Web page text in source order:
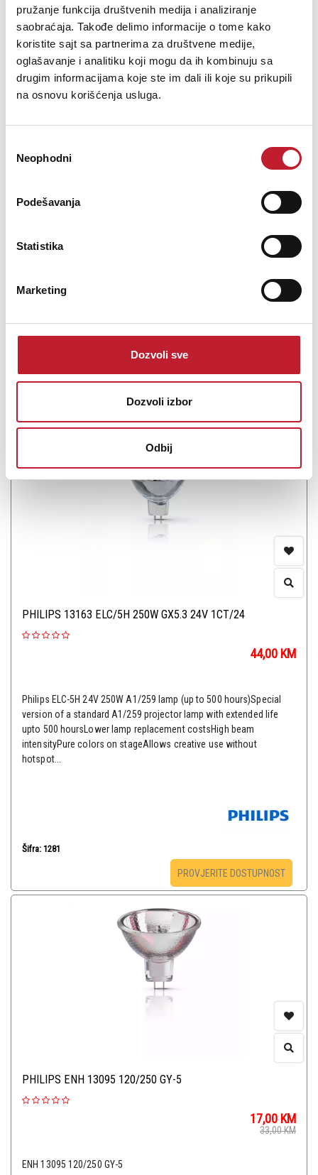
pružanje funkcija društvenih medija i analiziranje
saobraćaja. Takođe delimo informacije o tome kako
koristite sajt sa partnerima za društvene medije,
oglašavanje i analitiku koji mogu da ih kombinuju sa
drugim informacijama koje ste im dali ili koje su prikupili
na osnovu korišćenja usluga.
сагласности
Neophodni
Podešavanja
Statistika
Marketing
Dozvoli sve
Dozvoli izbor
Odbij
PHILIPS TL D BLB
80,00KM
TL-D/08 Blacklight Blue lamps are low-pressure mercury-
exciteluminescence.
Šifra: 2635
PROVJERITE DOSTUPNOST
PHILIPS 13163 ELC/5H 250W GX5.3 24V 1CT/24
44,00 KM
Philips ELC-5H 24V 250W A1/259 lamp (up to 500 hours)Special
version of a standard A1/259 projector lamp with extended life
upto 500 hoursLower lamp replacement costsHigh beam
intensityPure colors on stageAllows creative use without
hotspot...
Šifra: 1281
PROVJERITE DOSTUPNOST
PHILIPS ENH 13095 120/250 GY-5
17,00 KM
33,00KM
ENH 13095 120/250 GY-5